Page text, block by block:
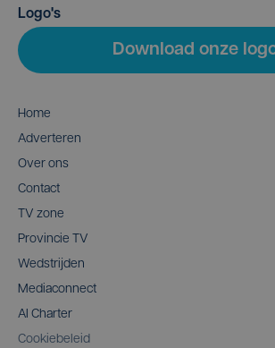
Logo's
Download onze
Home
Adverteren
Over ons
Contact
TV zone
Provincie TV
Wedstrijden
Mediaconnect
AI Charter
Cookiebeleid